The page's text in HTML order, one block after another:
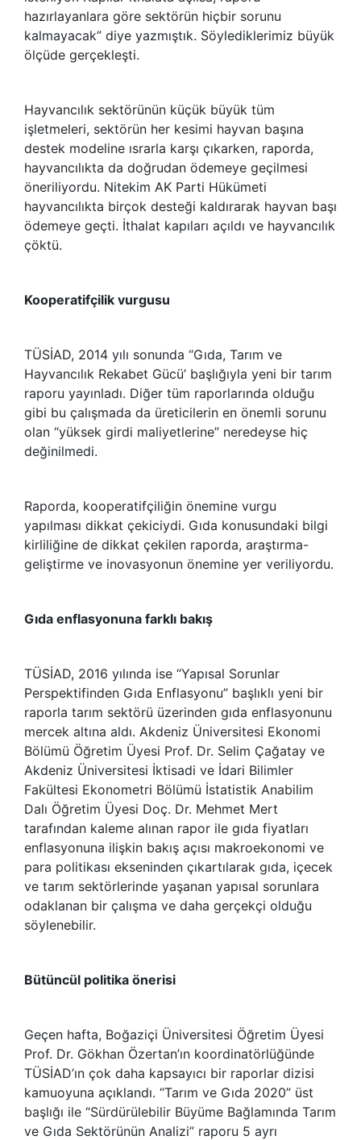
hazırlayanlara göre sektörün hiçbir sorunu
kalmayacak” diye yazmıştık. Söylediklerimiz büyük
ölçüde gerçekleşti.
Hayvancılık sektörünün küçük büyük tüm
işletmeleri, sektörün her kesimi hayvan başına
destek modeline ısrarla karşı çıkarken, raporda,
hayvancılıkta da doğrudan ödemeye geçilmesi
öneriliyordu. Nitekim AK Parti Hükümeti
hayvancılıkta birçok desteği kaldırarak hayvan başı
ödemeye geçti. İthalat kapıları açıldı ve hayvancılık
çöktü.
Kooperatifçilik vurgusu
TÜSİAD, 2014 yılı sonunda “Gıda, Tarım ve
Hayvancılık Rekabet Gücü’ başlığıyla yeni bir tarım
raporu yayınladı. Diğer tüm raporlarında olduğu
gibi bu çalışmada da üreticilerin en önemli sorunu
olan “yüksek girdi maliyetlerine” neredeyse hiç
değinilmedi.
Raporda, kooperatifçiliğin önemine vurgu
yapılması dikkat çekiciydi. Gıda konusundaki bilgi
kirliliğine de dikkat çekilen raporda, araştırma-
geliştirme ve inovasyonun önemine yer veriliyordu.
Gıda enflasyonuna farklı bakış
TÜSİAD, 2016 yılında ise “Yapısal Sorunlar
Perspektifinden Gıda Enflasyonu” başlıklı yeni bir
raporla tarım sektörü üzerinden gıda enflasyonunu
mercek altına aldı. Akdeniz Üniversitesi Ekonomi
Bölümü Öğretim Üyesi Prof. Dr. Selim Çağatay ve
Akdeniz Üniversitesi İktisadi ve İdari Bilimler
Fakültesi Ekonometri Bölümü İstatistik Anabilim
Dalı Öğretim Üyesi Doç. Dr. Mehmet Mert
tarafından kaleme alınan rapor ile gıda fiyatları
enflasyonuna ilişkin bakış açısı makroekonomi ve
para politikası ekseninden çıkartılarak gıda, içecek
ve tarım sektörlerinde yaşanan yapısal sorunlara
odaklanan bir çalışma ve daha gerçekçi olduğu
söylenebilir.
Bütüncül politika önerisi
Geçen hafta, Boğaziçi Üniversitesi Öğretim Üyesi
Prof. Dr. Gökhan Özertan’ın koordinatörlüğünde
TÜSİAD’ın çok daha kapsayıcı bir raporlar dizisi
kamuoyuna açıklandı. “Tarım ve Gıda 2020” üst
başlığı ile “Sürdürülebilir Büyüme Bağlamında Tarım
ve Gıda Sektörünün Analizi” raporu 5 ayrı